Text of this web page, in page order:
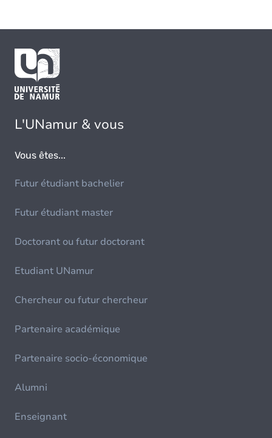
L'UNamur & vous
Vous êtes...
Futur étudiant bachelier
Futur étudiant master
Doctorant ou futur doctorant
Etudiant UNamur
Chercheur ou futur chercheur
Partenaire académique
Partenaire socio-économique
Alumni
Enseignant